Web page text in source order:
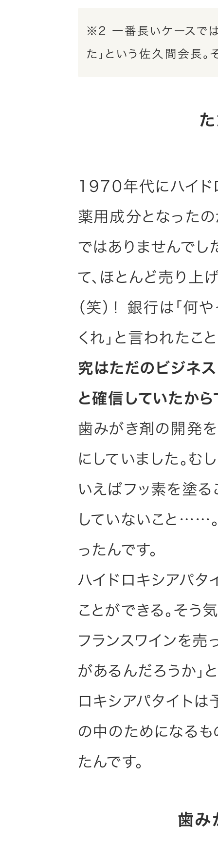
※2 一番長いケースで
た」という佐久間会長。
1970年代にハイド
薬用成分となった
ではありませんでし
て、ほとんど売り上
（笑）！ 銀行は「何
くれ」と言われたこ
究はただのビジネ
と確信していたから
歯みがき剤の開発
にしていました。む
いえばフッ素を塗る
していないこと……
ったんです。
ハイドロキシアパタ
ことができる。そう
フランスワインを売
があるんだろうか」
ロキシアパタイト
の中のためになるも
たんです。
歯み